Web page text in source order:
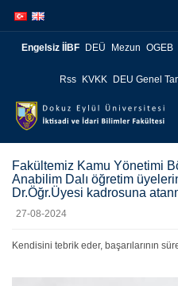
atla
atla
Engelsiz İİBF DEÜ Mezun OGEB
Rss KVKK DEU Genel
Fakültemiz Kamu Yönetimi
Anabilim Dalı öğretim
Dr.Öğr.Üyesi kadrosuna
27-08-2024
Kendisini tebrik eder, başarılarının